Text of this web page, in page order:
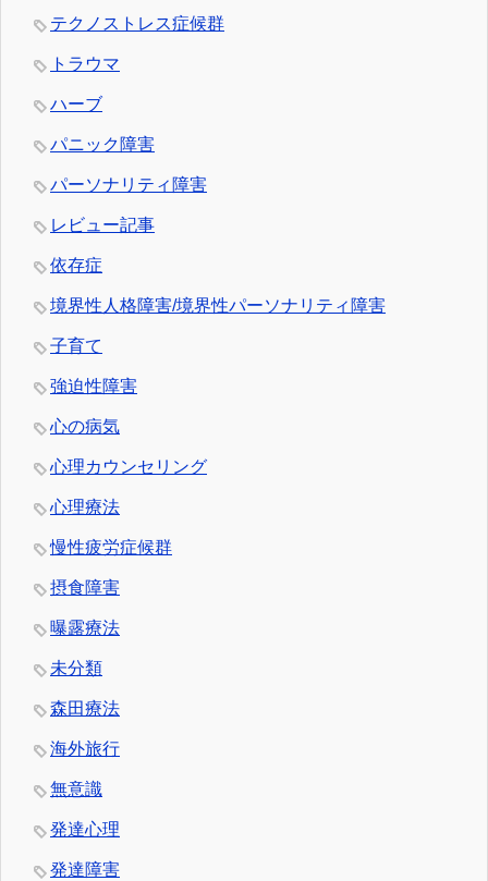
テクノストレス症候群
トラウマ
ハーブ
パニック障害
パーソナリティ障害
レビュー記事
依存症
境界性人格障害/境界性パーソナリティ障害
子育て
強迫性障害
心の病気
心理カウンセリング
心理療法
慢性疲労症候群
摂食障害
曝露療法
未分類
森田療法
海外旅行
無意識
発達心理
発達障害